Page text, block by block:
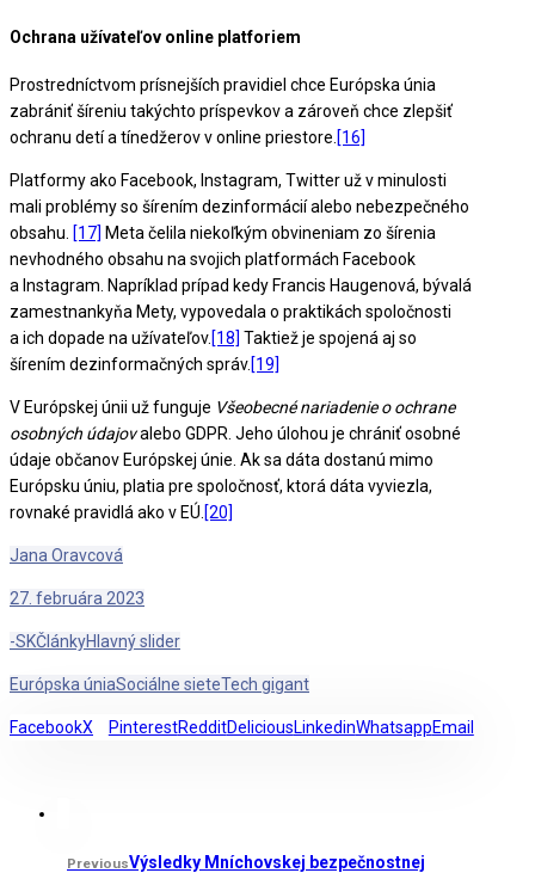
Ochrana užívateľov online platforiem
Prostredníctvom prísnejších pravidiel chce Európska únia
zabrániť šíreniu takýchto príspevkov a zároveň chce zlepšiť
ochranu detí a tínedžerov v online priestore.[16]
Platformy ako Facebook, Instagram, Twitter už v minulosti
mali problémy so šírením dezinformácií alebo nebezpečného
obsahu. [17] Meta čelila niekoľkým obvineniam zo šírenia
nevhodného obsahu na svojich platformách Facebook
a Instagram. Napríklad prípad kedy Francis Haugenová, bývalá
zamestnankyňa Mety, vypovedala o praktikách spoločnosti
a ich dopade na užívateľov.[18] Taktiež je spojená aj so
šírením dezinformačných správ.[19]
V Európskej únii už funguje Všeobecné nariadenie o ochrane
osobných údajovalebo GDPR. Jeho úlohou je chrániť osobné
údaje občanov Európskej únie. Ak sa dáta dostanú mimo
Európsku úniu, platia pre spoločnosť, ktorá dáta vyviezla,
rovnaké pravidlá ako v EÚ.[20]
Jana Oravcová
27. februára 2023
-SKČlánkyHlavný slider
Európska úniaSociálne sieteTech gigant
FacebookX PinterestRedditDeliciousLinkedinWhatsappEmail
PreviousVýsledky Mníchovskej bezpečnostnej